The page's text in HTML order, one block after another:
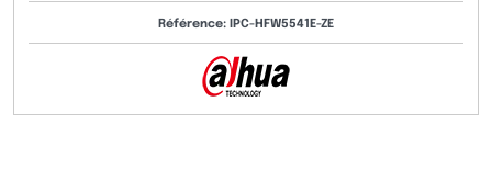
Référence: IPC-HFW5541E-ZE